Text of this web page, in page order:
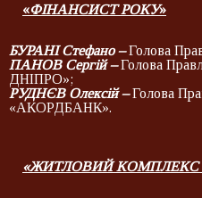
«ФІНАНСИСТ РОКУ»
БУРАНІ Стефано –Голова
ПАНОВ Сергій –Голова
ДНІПРО»;
РУДНЄВ Олексій –Голова
«АКОРДБАНК».
«ЖИТЛОВИЙ КОМПЛЕКС